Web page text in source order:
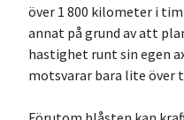
över 1 800 kilometer i
annat på grund av att
hastighet runt sin egen
motsvarar bara lite över